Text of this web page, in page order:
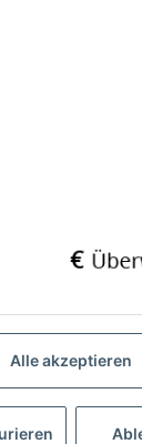
E-Commerce
Alle akzeptieren